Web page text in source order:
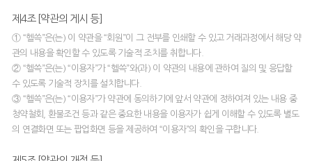
제4조 [약관의 게시 등]
① “헬쓱”은(는) 이 약관을 “회원”이 그 전부를 인쇄할 수 있고 거래과정에서 해당 약
관의 내용을 확인할 수 있도록 기술적 조치를 취합니다.
② “헬쓱”은(는) “이용자”가 “헬쓱”와(과) 이 약관의 내용에 관하여 질의 및 응답할
수 있도록 기술적 장치를 설치합니다.
③ “헬쓱”은(는) “이용자”가 약관에 동의하기에 앞서 약관에 정하여져 있는 내용 중
청약철회, 환불조건 등과 같은 중요한 내용을 이용자가 쉽게 이해할 수 있도록 별도
의 연결화면 또는 팝업화면 등을 제공하여 “이용자”의 확인을 구합니다.